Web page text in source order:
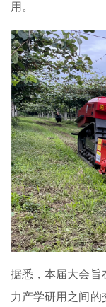
用。
据悉，本届大会旨
力产学研用之间的